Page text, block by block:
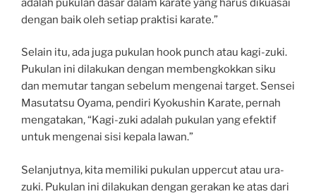
dengan baik oleh setiap praktisi karate.”
Selain itu, ada juga pukulan hook punch atau kagi-zuki.
Pukulan ini dilakukan dengan membengkokkan siku
dan memutar tangan sebelum mengenai target. Sensei
Masutatsu Oyama, pendiri Kyokushin Karate, pernah
mengatakan, “Kagi-zuki adalah pukulan yang efektif
untuk mengenai sisi kepala lawan.”
Selanjutnya, kita memiliki pukulan uppercut atau ura-
zuki. Pukulan ini dilakukan dengan gerakan ke atas dari